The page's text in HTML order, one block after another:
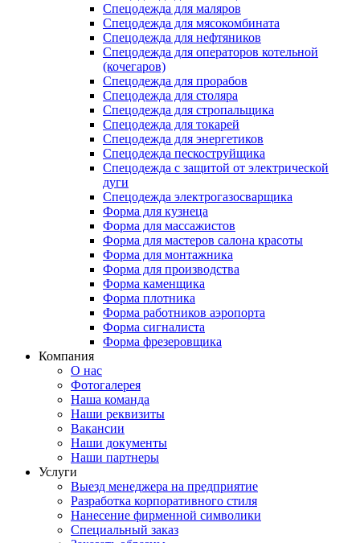
Спецодежда для маляров
Спецодежда для мясокомбината
Спецодежда для нефтяников
Спецодежда для операторов котельной
(кочегаров)
Спецодежда для прорабов
Спецодежда для столяра
Спецодежда для стропальщика
Спецодежда для токарей
Спецодежда для энергетиков
Спецодежда пескоструйщика
Спецодежда с защитой от электрической
дуги
Спецодежда электрогазосварщика
Форма для кузнеца
Форма для массажистов
Форма для мастеров салона красоты
Форма для монтажника
Форма для производства
Форма каменщика
Форма плотника
Форма работников аэропорта
Форма сигналиста
Форма фрезеровщика
Компания
О нас
Фотогалерея
Наша команда
Наши реквизиты
Вакансии
Наши документы
Наши партнеры
Услуги
Выезд менеджера на предприятие
Разработка корпоративного стиля
Нанесение фирменной символики
Специальный заказ